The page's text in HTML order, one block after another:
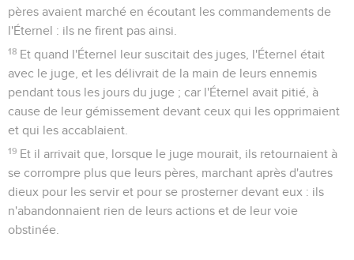
pères avaient marché en écoutant les commandements de
l'Éternel : ils ne firent pas ainsi.
18 Et quand l'Éternel leur suscitait des juges, l'Éternel était
avec le juge, et les délivrait de la main de leurs ennemis
pendant tous les jours du juge ; car l'Éternel avait pitié, à
cause de leur gémissement devant ceux qui les opprimaient
et qui les accablaient.
19 Et il arrivait que, lorsque le juge mourait, ils retournaient à
se corrompre plus que leurs pères, marchant après d'autres
dieux pour les servir et pour se prosterner devant eux : ils
n'abandonnaient rien de leurs actions et de leur voie
obstinée.